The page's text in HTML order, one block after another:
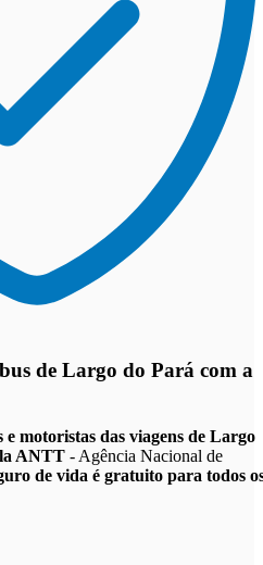
de Largo do Pará com a
e motoristas das viagens de Largo
ANTT - Agência Nacional de
de vida é gratuito para todos